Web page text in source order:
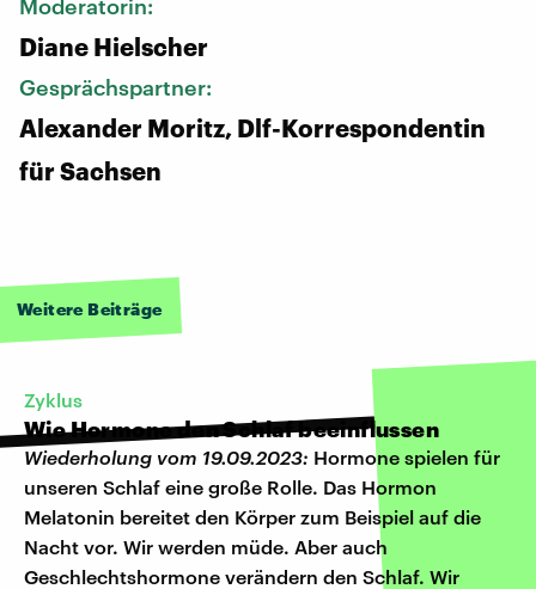
Moderatorin:
Diane Hielscher
Gesprächspartner:
Alexander Moritz, Dlf-Korrespondentin
für Sachsen
Weitere Beiträge
Zyklus
Wie Hormone den Schlaf beeinflussen
Wiederholung vom 19.09.2023: Hormone spielen für
unseren Schlaf eine große Rolle. Das Hormon
Melatonin bereitet den Körper zum Beispiel auf die
Nacht vor. Wir werden müde. Aber auch
Geschlechtshormone verändern den Schlaf. Wir